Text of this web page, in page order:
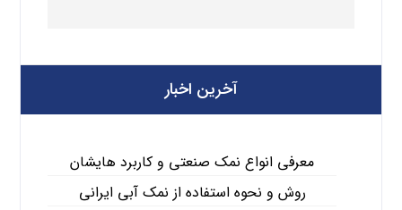
آخرین اخبار
معرفی انواع نمک صنعتی و کاربرد هایشان
روش و نحوه استفاده از نمک آبی ایرانی